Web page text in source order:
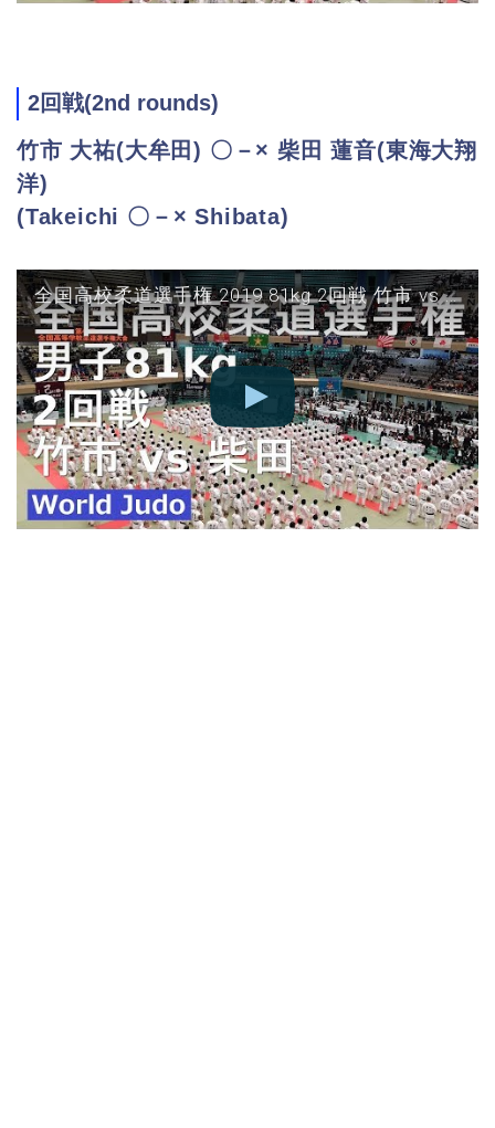
2回戦(2nd rounds)
竹市 大祐(大牟田) 〇－× 柴田 蓮音(東海大翔
洋)
(Takeichi 〇－× Shibata)
全国高校柔道選手権 2019 81kg 2回戦 竹市 vs 柴田 JUDO